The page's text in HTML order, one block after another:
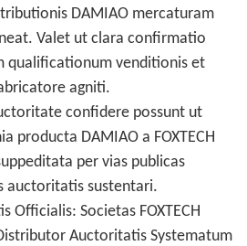
DAMIAO mercaturam
Valet ut clara confirmatio
qualificationum venditionis et
agniti.
confidere possunt ut
producta DAMIAO a FOXTECH
per vias publicas
auctoritatis sustentari.